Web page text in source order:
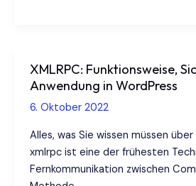
der
EU,
was
XMLRPC: Funktionsweise,
Anwendung in WordPress
6. Oktober 2022
Alles, was Sie wissen müssen über
xmlrpc ist eine der frühesten
Fernkommunikation zwischen